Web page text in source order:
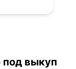
выкуп